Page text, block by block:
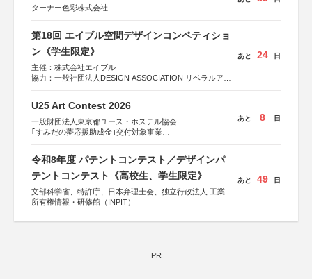
ターナー色彩株式会社
第18回 エイブル空間デザインコンペティショ
ン《学生限定》
主催：株式会社エイブル
協力：一般社団法人DESIGN ASSOCIATION リベラルアー
あと 24 日
U25 Art Contest 2026
一般財団法人東京都ユース・ホステル協会
｢すみだの夢応援助成金｣交付対象事業
あと 8 日
令和8年度 パテントコンテスト／デザインパ
テントコンテスト《高校生、学生限定》
文部科学省、特許庁、日本弁理士会、独立行政法人 工業
所有権情報・研修館（INPIT）
あと 49 日
PR